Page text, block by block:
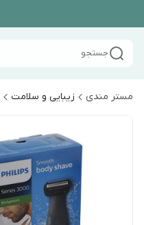
جستجو
مستر مندی زیبایی و سلامت